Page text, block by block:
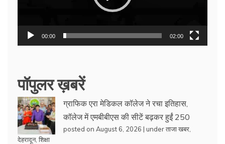
00:00 02:00
पॉपुलर ख़बरें
ग्राफिक एरा मेडिकल कॉलेज ने रचा इतिहास,
कॉलेज में एमबीबीएस की सीटें बढ़कर हुईं 250
posted on August 6, 2026 | underताजा खबर
देहरादून, शिक्षा